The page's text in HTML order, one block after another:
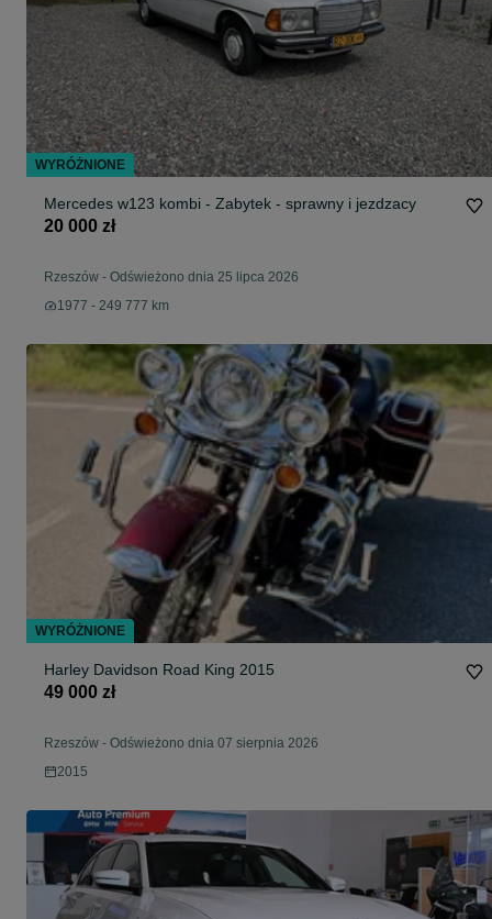
Mercedes w123 kombi - Zabytek - sprawny i jezdzacy
20 000 zł
Rzeszów - Odświeżono dnia 25 lipca 2026
1977 - 249 777 km
Harley Davidson Road King 2015
49 000 zł
Rzeszów - Odświeżono dnia 07 sierpnia 2026
2015
WYRÓŻNIONE
WYRÓŻNIONE